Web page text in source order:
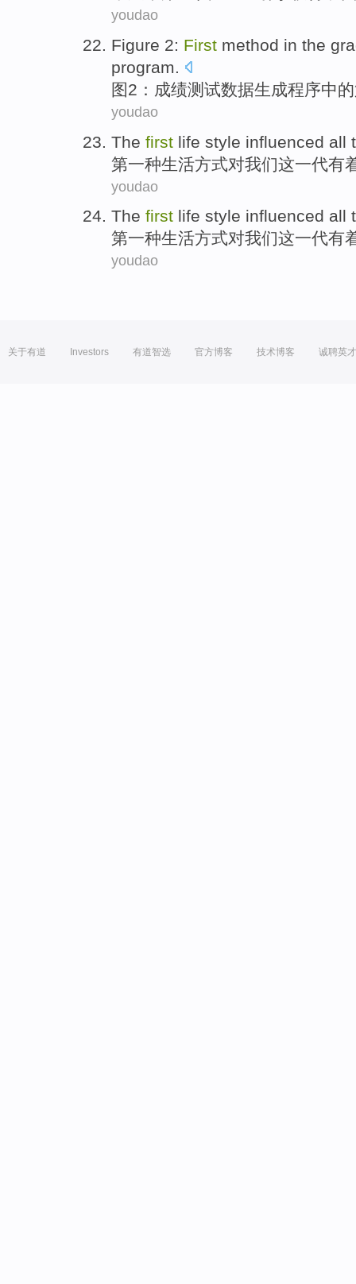
youdao
Figure 2: First method in the
program.
图2 ： 成绩测试数据生成程序中的
youdao
The first life style influenced all
第一种生活方式对我们这一代有
youdao
The first life style influenced all
第一种生活方式对我们这一代有
youdao
关于有道 Investors 有道智选 官方博客 技术博客 诚聘英才